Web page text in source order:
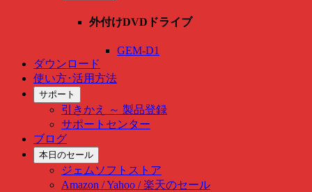
外付けDVDドライブ
GEM-D1
ダウンロード
使い方･活用方法
サポート
引きかえ ～ 製品登録
サポートセンター
ブログ
本日のセール
ジェムソフトストア
Amazon / Yahoo / 楽天のセール